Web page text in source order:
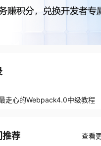
走心的Webpack4.0中级教程
推荐 查看